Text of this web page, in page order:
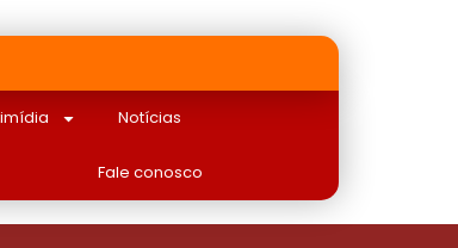
Notícias
Fale conosco